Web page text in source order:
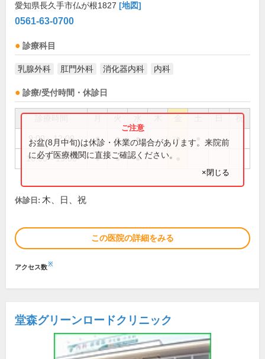
愛知県長久手市仏が根1827 [地図]
0561-63-0700
診療科目
乳腺外科 肛門外科 消化器内科 内科
診療/受付時間・休診日
祝
9:00～12:00 ● ● ● ●
16:00～19:00 ● ● ●
お盆(8月中旬)は休診・休業の場合があります。来院前
に必ず医療機関に直接ご確認ください。
×閉じる
休診日: 木、日、祝
この医院の詳細をみる
アクセス数※
堂森グリーンロードクリニック